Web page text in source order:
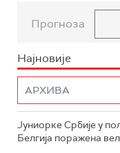
Прогноза
Најновије
Јуниорке Србије у
Белгија поражена